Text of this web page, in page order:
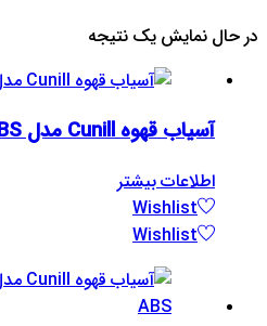
در حال نمایش یک نتیجه
آسیاب قهوه Cunill مدل Marfil Tron ABS
اطلاعات بیشتر
Wishlist
Wishlist